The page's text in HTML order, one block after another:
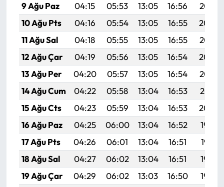
9 Ağu Paz
04:15 05:53 13:05 16:56
20:08
10 Ağu Pts
04:16 05:54 13:05 16:55
20:06
11 Ağu Sal
04:18 05:55 13:05 16:55
20:05
12 Ağu Çar
04:19 05:56 13:05 16:54
20:04
13 Ağu Per
04:20 05:57 13:05 16:54
20:03
14 Ağu Cum
04:22 05:58 13:04 16:53
20:01
15 Ağu Cts
04:23 05:59 13:04 16:53
20:00
16 Ağu Paz
04:25 06:00 13:04 16:52
19:59
17 Ağu Pts
04:26 06:01 13:04 16:51
19:57
18 Ağu Sal
04:27 06:02 13:04 16:51
19:56
19 Ağu Çar
04:29 06:02 13:03 16:50
19:54